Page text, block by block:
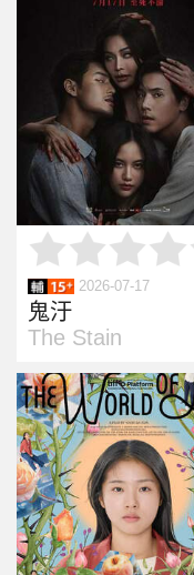
2026-07-17
鬼汙
The Stain